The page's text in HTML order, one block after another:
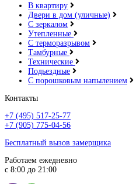
В квартиру
Двери в дом (уличные)
С зеркалом
Утепленные
С терморазрывом
Тамбурные
Технические
Подьездные
С порошковым напылением
Контакты
+7 (495) 517-25-77
+7 (905) 775-04-56
Бесплатный вызов замерщика
Работаем ежедневно
с 8:00 до 21:00